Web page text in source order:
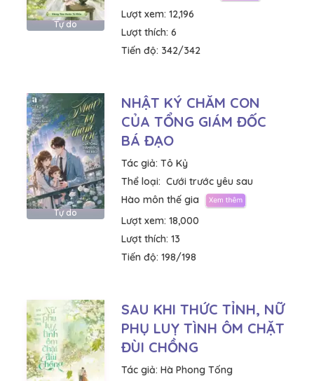
Tự do
Lượt xem: 12,196
Lượt thích: 6
Tiến độ: 342/342
Tự do
NHẬT KÝ CHĂM CON
CỦA TỔNG GIÁM ĐỐC
BÁ ĐẠO
Tác giả: Tô Kỷ
Thể loại: Cưới trước yêu sau
Hào môn thế gia
Lượt xem: 18,000
Lượt thích: 13
Tiến độ: 198/198
SAU KHI THỨC TỈNH, NỮ
PHỤ LUỴ TÌNH ÔM CHẶT
ĐÙI CHỒNG
Tác giả: Hà Phong Tống